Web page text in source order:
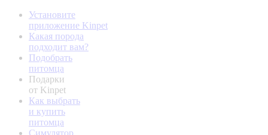
Установите
приложение Kinpet
Какая порода
подходит вам?
Подобрать
питомца
Подарки
от Kinpet
Как выбрать
и купить
питомца
Симулятор